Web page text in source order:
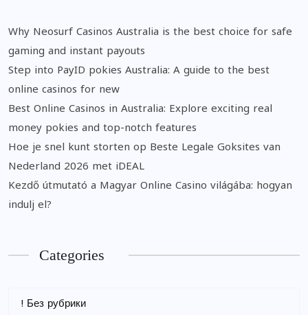
Why Neosurf Casinos Australia is the best choice for safe
gaming and instant payouts
Step into PayID pokies Australia: A guide to the best
online casinos for new
Best Online Casinos in Australia: Explore exciting real
money pokies and top-notch features
Hoe je snel kunt storten op Beste Legale Goksites van
Nederland 2026 met iDEAL
Kezdő útmutató a Magyar Online Casino világába: hogyan
indulj el?
Categories
! Без рубрики